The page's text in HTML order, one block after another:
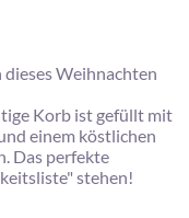
dieses Weihnachten
Korb ist gefüllt mit
einem köstlichen
Das perfekte
stehen!